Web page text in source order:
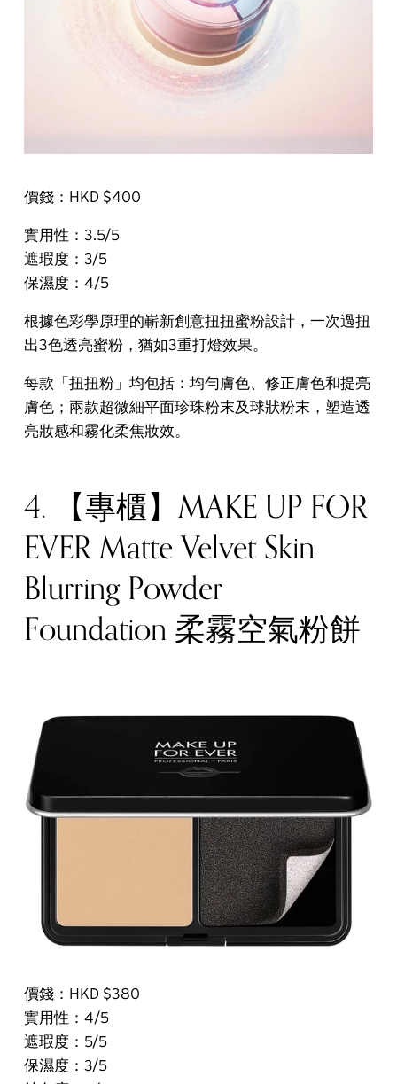
價錢：HKD $400
實用性：3.5/5
遮瑕度：3/5
保濕度：4/5
根據色彩學原理的嶄新創意扭扭蜜粉設計，一次過扭
出3色透亮蜜粉，猶如3重打燈效果。
每款「扭扭粉」均包括：均勻膚色、修正膚色和提亮
膚色；兩款超微細平面珍珠粉末及球狀粉末，塑造透
亮妝感和霧化柔焦妝效。
4. 【專櫃】MAKE UP FOR
EVER Matte Velvet Skin
Blurring Powder
Foundation 柔霧空氣粉餅
價錢：HKD $380
實用性：4/5
遮瑕度：5/5
保濕度：3/5